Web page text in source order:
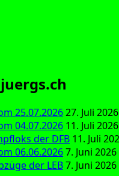
25.07.202627. Juli 2026
04.07.2026 11. Juli 2026
der DFB 11. Juli
06.06.20267. Juni 2026
der LEB7. Juni 2026